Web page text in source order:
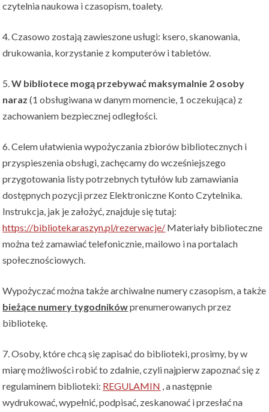
czytelnia naukowa i czasopism, toalety.
4. Czasowo zostają zawieszone usługi: ksero, skanowania,
drukowania, korzystanie z komputerów i tabletów.
5.W bibliotece mogą przebywać maksymalnie 2 osoby
naraz (1 obsługiwana w danym momencie, 1 oczekująca) z
zachowaniem bezpiecznej odległości.
6. Celem ułatwienia wypożyczania zbiorów bibliotecznych i
przyspieszenia obsługi, zachęcamy do wcześniejszego
przygotowania listy potrzebnych tytułów lub zamawiania
dostępnych pozycji przez Elektroniczne Konto Czytelnika.
Instrukcja, jak je założyć, znajduje się tutaj:
https://bibliotekaraszyn.pl/rezerwacje/ Materiały biblioteczne
można też zamawiać telefonicznie, mailowo i na portalach
społecznościowych.
Wypożyczać można także archiwalne numery czasopism, a także
bieżące numery tygodnikówprenumerowanych przez
bibliotekę.
7. Osoby, które chcą się zapisać do biblioteki, prosimy, by w
miarę możliwości robić to zdalnie, czyli najpierw zapoznać się z
regulaminem biblioteki: REGULAMIN , a następnie
wydrukować, wypełnić, podpisać, zeskanować i przesłać na